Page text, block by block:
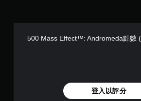
500 Mass Effect™: Andromeda點數
登入以評分